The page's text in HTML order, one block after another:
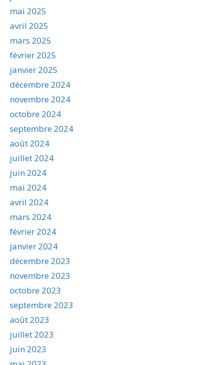
mai 2025
avril 2025
mars 2025
février 2025
janvier 2025
décembre 2024
novembre 2024
octobre 2024
septembre 2024
août 2024
juillet 2024
juin 2024
mai 2024
avril 2024
mars 2024
février 2024
janvier 2024
décembre 2023
novembre 2023
octobre 2023
septembre 2023
août 2023
juillet 2023
juin 2023